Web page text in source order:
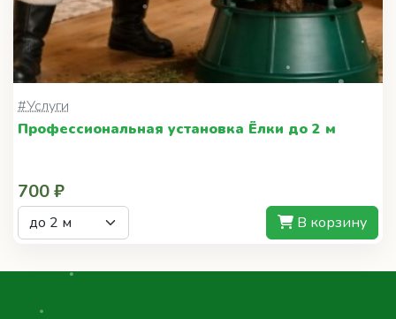
#Услуги
Профессиональная установка Ёлки до 2 м
700 ₽
В корзину
Москве и области с 2015 года. Наша задача — чтобы